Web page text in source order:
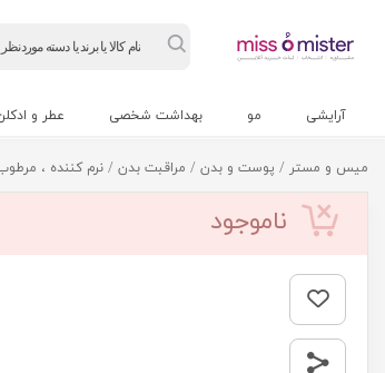
Products
search
آرایشی مو بهداشت شخصی عطر و
میس و مستر / پوست و بدن / مراقبت بدن / نرم کننده ،
ناموجود